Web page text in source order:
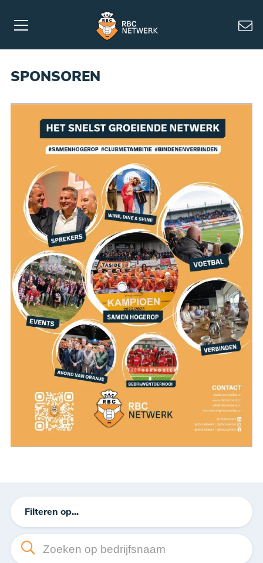
SPONSOREN
Filteren op...